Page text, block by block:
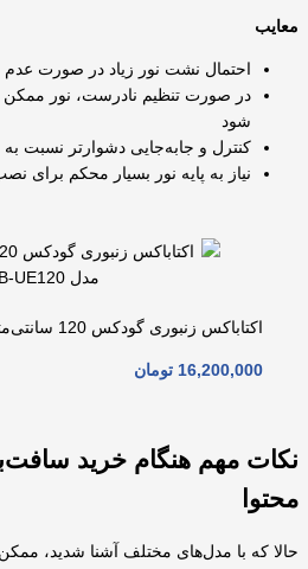
معایب
احتمال نشت نور زیاد در صورت عدم
در صورت تنظیم نادرست، نور
شود
کنترل و جابه‌جایی دشوارتر نسبت
نیاز به پایه نور بسیار محکم برای
اکتاباکس زنبوری گودکس 120 سانتی‌متر پرتابل مدل SB-UE120
16,200,000 تومان
نکات مهم هنگام خرید
محتوا
حالا که با مدل‌های مختلف آشنا شدید،